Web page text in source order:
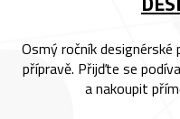
Osmý ročník designérské
přípravě. Přijďte se
a nakoupit